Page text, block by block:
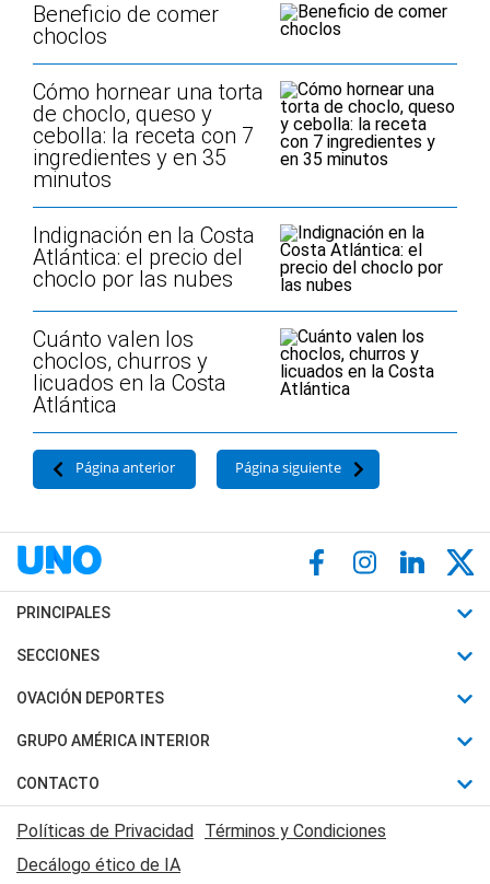
Beneficio de comer
choclos
Cómo hornear una torta
de choclo, queso y
cebolla: la receta con 7
ingredientes y en 35
minutos
Indignación en la Costa
Atlántica: el precio del
choclo por las nubes
Cuánto valen los
choclos, churros y
licuados en la Costa
Atlántica
Página anterior Página siguiente
PRINCIPALES
Últimas Noticias
Política
Judiciales
Economia
SECCIONES
Horóscopo
Motores
Trucos caseros
Series y Películas
Edictos y Solicitadas
OVACIÓN DEPORTES
Fútbol
Mundial
Automovilismo
Rugby
GRUPO AMÉRICA INTERIOR
Canal 7 en Vivo
CONTACTO
Acerca de Nosotros
Contactanos
Políticas de Privacidad Términos y Condiciones
Decálogo ético de IA